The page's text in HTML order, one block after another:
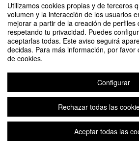
Utilizamos cookies propias y de terceros
volumen y la interacción de los usuarios
mejorar a partir de la creación de perfiles
respetando tu privacidad. Puedes
aceptarlas todas. Este aviso seguirá
decidas. Para más información, por favor
de cookies.
Configurar
Rechazar todas las
Aceptar todas las
Visión crítica de la reforma de las
transfronterizas
Plataforma de organización de